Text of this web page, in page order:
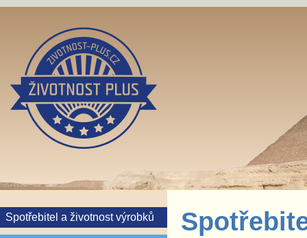
Spotřebitel a životnost výrobků